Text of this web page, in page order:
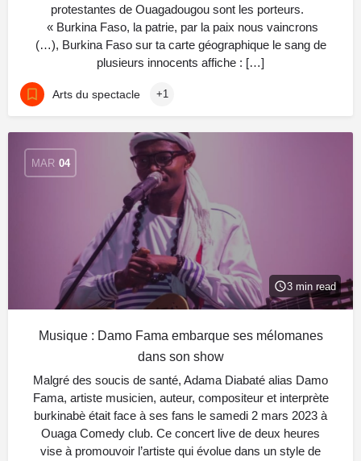
protestantes de Ouagadougou sont les porteurs.
« Burkina Faso, la patrie, par la paix nous vaincrons
(…), Burkina Faso sur ta carte géographique le sang de
plusieurs innocents affiche : […]
Arts du spectacle +1
MAR 04
3 min read
Musique : Damo Fama embarque ses mélomanes
dans son show
Malgré des soucis de santé, Adama Diabaté alias Damo
Fama, artiste musicien, auteur, compositeur et interprète
burkinabè était face à ses fans le samedi 2 mars 2023 à
Ouaga Comedy club. Ce concert live de deux heures
vise à promouvoir l’artiste qui évolue dans un style de